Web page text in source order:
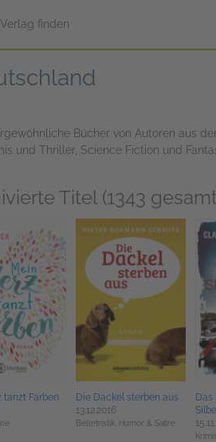
Verlag finden
Bücher von Autoren aus
und Thriller, Science Fiction und
Titel (1343
tanzt Farben
Die Dackel sterben aus
13.12.2016
Belletristik, Humor & Satire